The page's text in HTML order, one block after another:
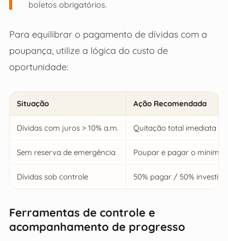
boletos obrigatórios.
Para equilibrar o pagamento de dívidas com a
poupança, utilize a lógica do custo de
oportunidade:
Situação Ação Recomendada
Dívidas com juros > 10% a.m. Quitação total imediata
Sem reserva de emergência Poupar e pagar o mínimo
Dívidas sob controle 50% pagar / 50% investir
Ferramentas de controle e
acompanhamento de progresso